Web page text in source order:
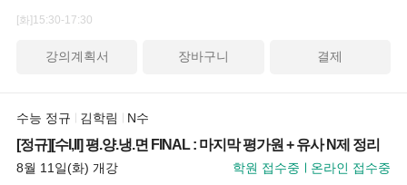
[화]15:30-17:30
강의계획서 장바구니 결제
수능 정규 김학림 N수
[정규][수I,II] 평.양.냉.면 FINAL : 마지막 평가원 + 유사 N제 정리
8월 11일(화) 개강 학원 접수중 온라인 접수중